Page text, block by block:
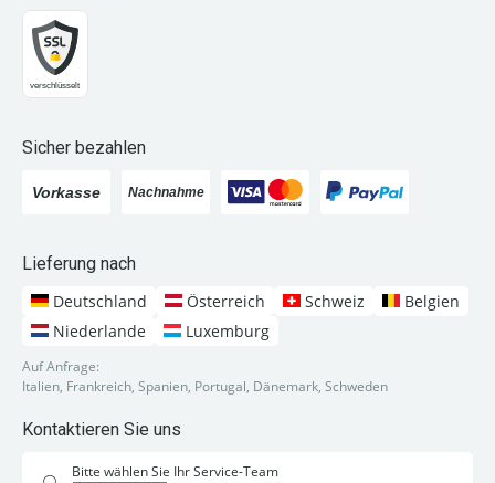
Sicher bezahlen
Lieferung nach
Deutschland
Österreich Schweiz
Belgien
Niederlande
Luxemburg
Auf Anfrage:
Italien, Frankreich, Spanien, Portugal, Dänemark, Schweden
Kontaktieren Sie uns
Bitte wählen Sie Ihr Service-Team